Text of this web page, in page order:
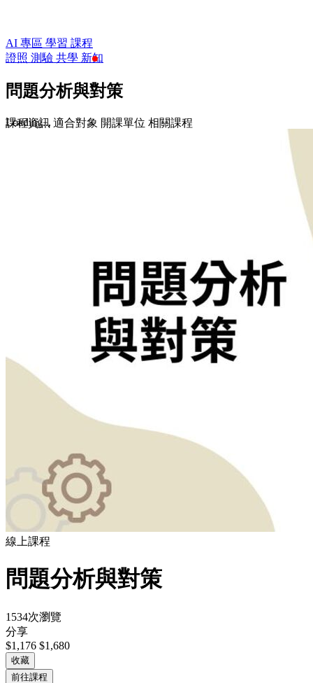
AI 專區 學習 課程
證照 測驗 共學 新知
問題分析與對策
課程資訊 適合對象 開課單位 相關課程
Loading...
線上課程
問題分析與對策
1534次瀏覽
分享
$1,176 $1,680
收藏
前往課程